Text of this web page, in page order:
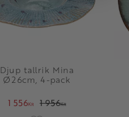
Djup tallrik Mina
Ø26cm, 4-pack
1 556KR 1 956KR